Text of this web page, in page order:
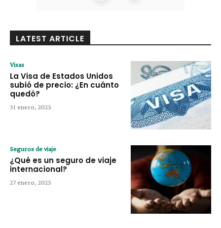
LATEST ARTICLE
Visas
La Visa de Estados Unidos
subió de precio: ¿En cuánto
quedó?
31 enero, 2025
Seguros de viaje
¿Qué es un seguro de viaje
internacional?
27 enero, 2025